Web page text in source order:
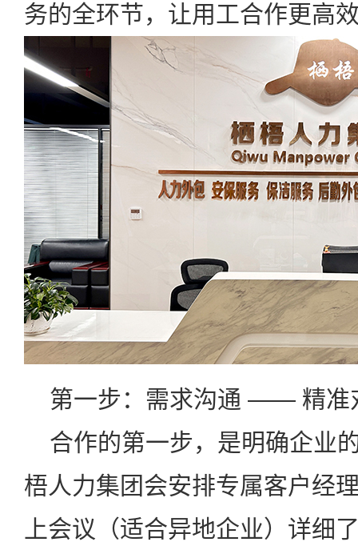
务的全环节，让用工合作更高
第一步：需求沟通 —— 精准
合作的第一步，是明确企业
梧人力集团会安排专属客户经
上会议（适合异地企业）详细